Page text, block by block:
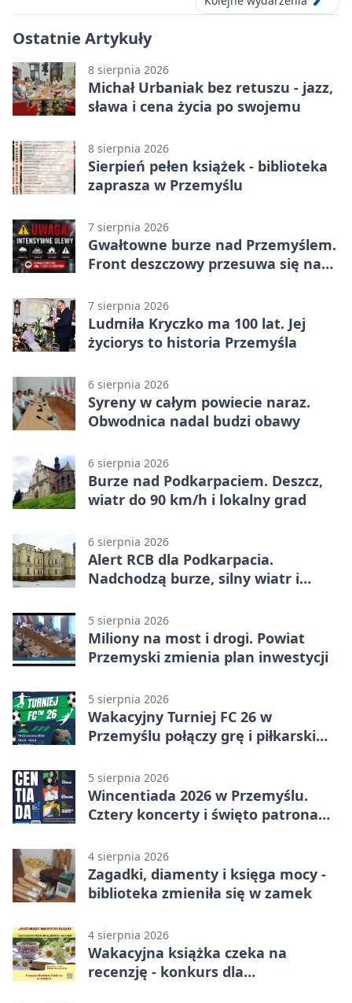
Ostatnie Artykuły
8 sierpnia 2026
Michał Urbaniak bez retuszu - jazz,
sława i cena życia po swojemu
8 sierpnia 2026
Sierpień pełen książek - biblioteka
zaprasza w Przemyślu
7 sierpnia 2026
Gwałtowne burze nad Przemyślem.
Front deszczowy przesuwa się na
7 sierpnia 2026
Ludmiła Kryczko ma 100 lat. Jej
życiorys to historia Przemyśla
6 sierpnia 2026
Syreny w całym powiecie naraz.
Obwodnica nadal budzi obawy
6 sierpnia 2026
Burze nad Podkarpaciem. Deszcz,
wiatr do 90 km/h i lokalny grad
6 sierpnia 2026
Alert RCB dla Podkarpacia.
Nadchodzą burze, silny wiatr i
5 sierpnia 2026
Miliony na most i drogi. Powiat
Przemyski zmienia plan inwestycji
5 sierpnia 2026
Wakacyjny Turniej FC 26 w
Przemyślu połączy grę i piłkarski
5 sierpnia 2026
Wincentiada 2026 w Przemyślu.
Cztery koncerty i święto patrona
4 sierpnia 2026
Zagadki, diamenty i księga mocy -
biblioteka zmieniła się w zamek
4 sierpnia 2026
Wakacyjna książka czeka na
recenzję - konkurs dla